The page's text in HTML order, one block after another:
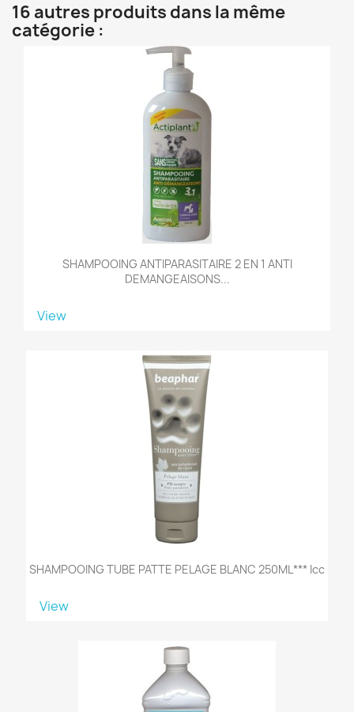
16 autres produits dans la même
catégorie :
SHAMPOOING ANTIPARASITAIRE 2 EN 1 ANTI
DEMANGEAISONS...
View
SHAMPOOING TUBE PATTE PELAGE BLANC 250ML*** Icc
View